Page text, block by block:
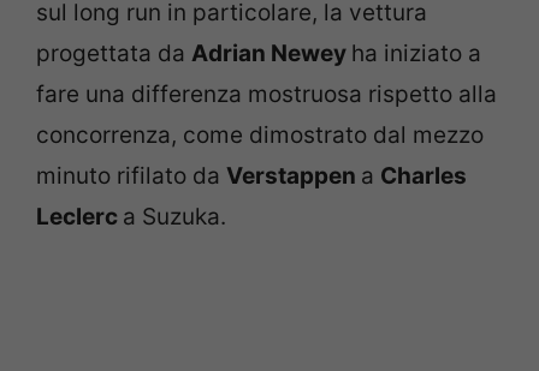
sul long run in particolare, la vettura
progettata da Adrian Newey ha iniziato a
fare una differenza mostruosa rispetto alla
concorrenza, come dimostrato dal mezzo
minuto rifilato da Verstappen a Charles
Leclerc a Suzuka.